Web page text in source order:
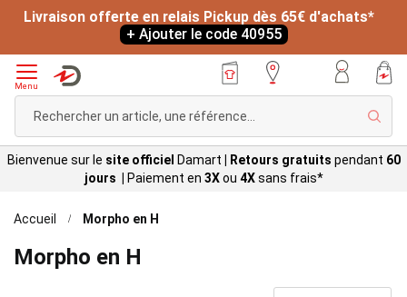
Livraison offerte en relais Pickup dès 65€ d'achats*
+ Ajouter le code 40955
Menu
Bienvenue sur le site officiel Damart Retours gratuits pendant 60
jours |
Paiement en 3Xou 4Xsans frais*
Accueil Morpho en H
Morpho en H